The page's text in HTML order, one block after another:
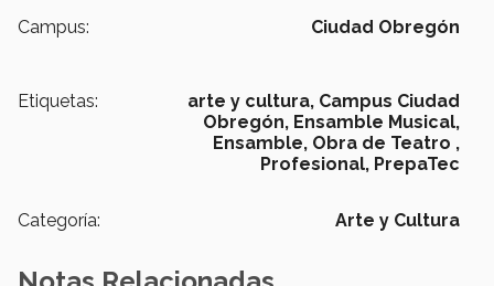
Campus:
Ciudad Obregón
Etiquetas: arte y cultura, Campus Ciudad
Obregón, Ensamble Musical,
Ensamble, Obra de Teatro ,
Profesional, PrepaTec
Categoría: Arte y Cultura